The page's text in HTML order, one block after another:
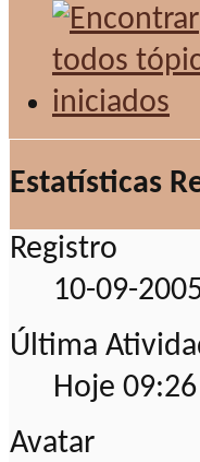
Estatísticas
Registro
10-09-
Última
Hoje 09:26
Avatar